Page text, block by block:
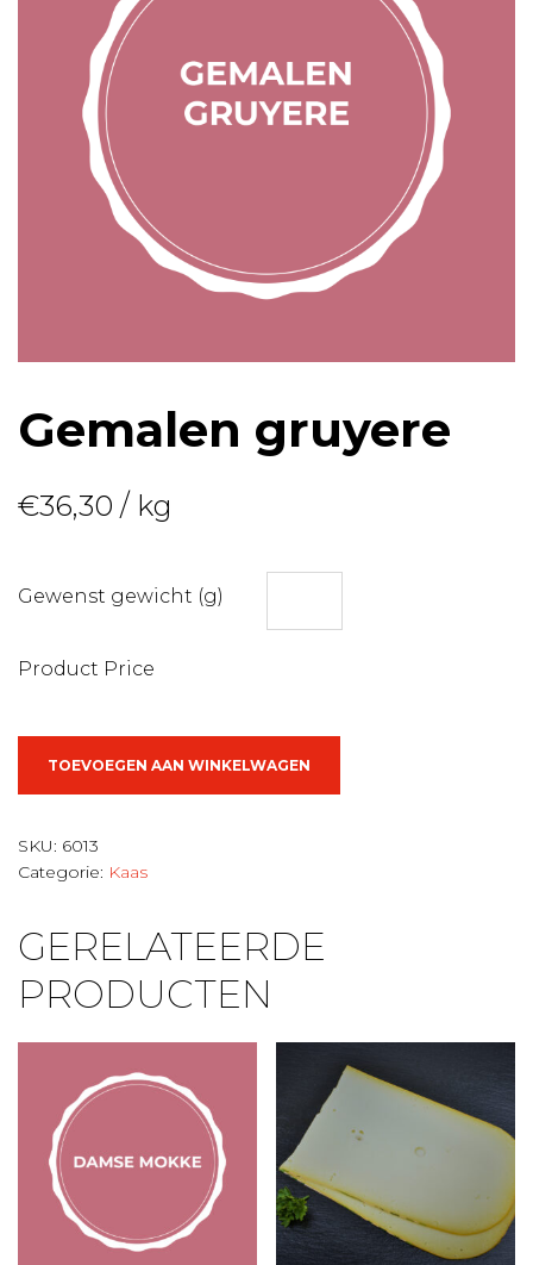
Gemalen gruyere
€36,30 / kg
Gewenst gewicht (g)
Product Price
TOEVOEGEN AAN WINKELWAGEN
SKU: 6013
Categorie: Kaas
GERELATEERDE
PRODUCTEN